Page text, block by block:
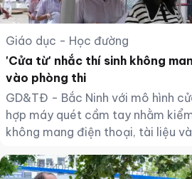
Giáo dục - Học đường
'Cửa từ' nhắc thí sinh không
vào phòng thi
GD&TĐ - Bắc Ninh với mô hình
hợp máy quét cầm tay nhằm
không mang điện thoại, tài liệu